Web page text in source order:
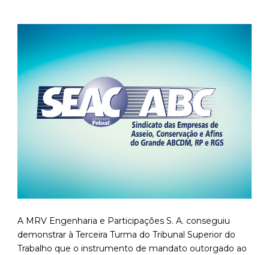
A MRV Engenharia e Participações S. A. conseguiu
demonstrar à Terceira Turma do Tribunal Superior do
Trabalho que o instrumento de mandato outorgado ao